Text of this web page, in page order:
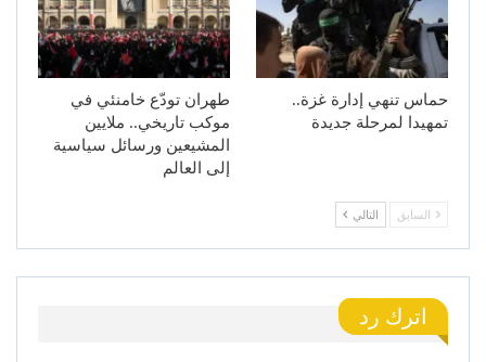
حماس تنهي إدارة غزة..
تمهيدا لمرحلة جديدة
طهران تودّع خامنئي في
موكب تاريخي.. ملايين
المشيعين ورسائل سياسية
إلى العالم
السابق التالي
اترك رد